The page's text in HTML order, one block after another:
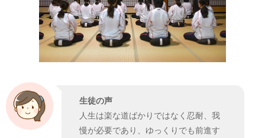
生徒の声
人生は楽な道ばかりではなく忍耐、我
慢が必要であり、ゆっくりでも前進す